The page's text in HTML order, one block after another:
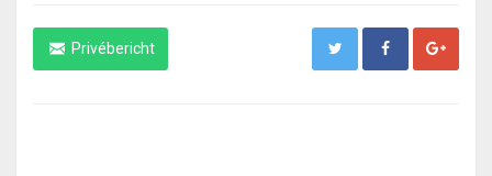
Privébericht